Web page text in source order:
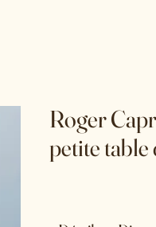
Roger
petite